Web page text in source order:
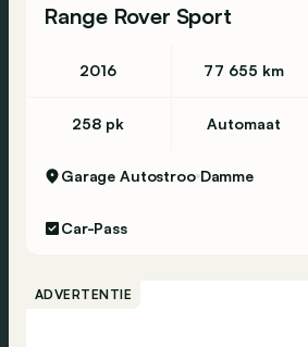
Range Rover Sport
2016 77 655 km
258 pk Automaat
Garage Autostroo Damme
Car-Pass
ADVERTENTIE